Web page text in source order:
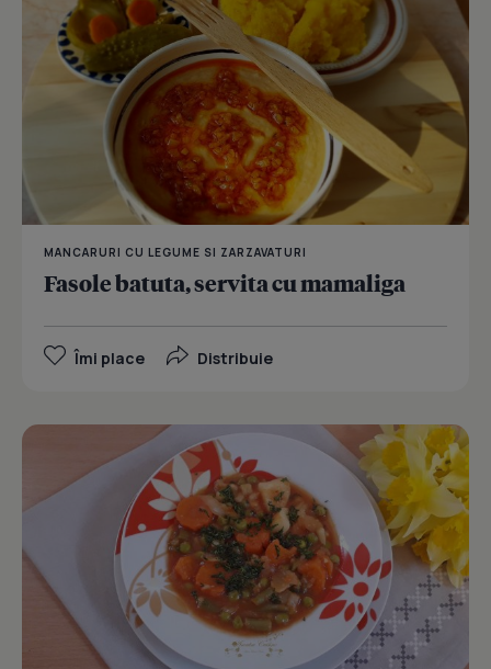
MANCARURI CU LEGUME SI ZARZAVATURI
Fasole batuta, servita cu mamaliga
Îmi place Distribuie